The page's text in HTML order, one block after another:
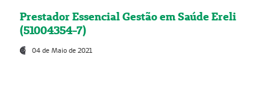
Prestador Essencial Gestão em Saúde Ereli
(51004354-7)
04 de Maio de 2021